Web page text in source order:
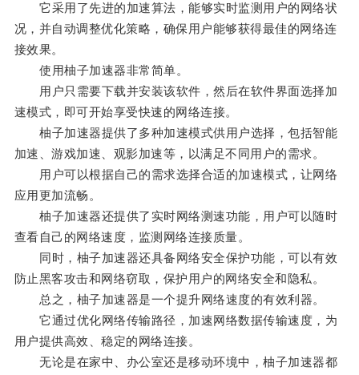
它采用了先进的加速算法，能够实时监测用户的网络状
况，并自动调整优化策略，确保用户能够获得最佳的网络连
接效果。
使用柚子加速器非常简单。
用户只需要下载并安装该软件，然后在软件界面选择加
速模式，即可开始享受快速的网络连接。
柚子加速器提供了多种加速模式供用户选择，包括智能
加速、游戏加速、观影加速等，以满足不同用户的需求。
用户可以根据自己的需求选择合适的加速模式，让网络
应用更加流畅。
柚子加速器还提供了实时网络测速功能，用户可以随时
查看自己的网络速度，监测网络连接质量。
同时，柚子加速器还具备网络安全保护功能，可以有效
防止黑客攻击和网络窃取，保护用户的网络安全和隐私。
总之，柚子加速器是一个提升网络速度的有效利器。
它通过优化网络传输路径，加速网络数据传输速度，为
用户提供高效、稳定的网络连接。
无论是在家中、办公室还是移动环境中，柚子加速器都